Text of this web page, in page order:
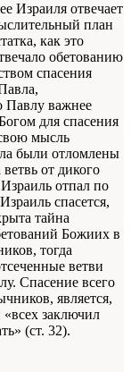
Израиля отвечает
план
как это
обетованию
спасения
Павлу важнее
для спасения
мысль
были отломлены
от дикого
отпал по
спасется,
тайна
Божиих в
тогда
ветви
Спасение всего
является,
заключил
(ст. 32).